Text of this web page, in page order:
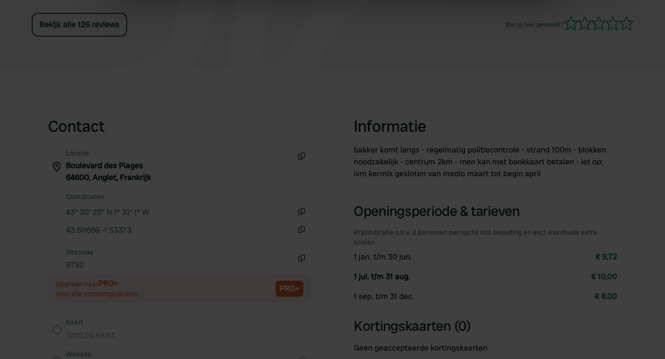
other information that you’ve provided to them or that they’ve collected from your use of their services.het eerst met onze camper op stap. We
genieten ervan ja ook hier.
Bekijk alle 126 reviews Ben jij hier geweest?
Contact
Locatie
Boulevard des Plages
64600, Anglet, Frankrijk
Coördinaten
43° 30' 25" N 1° 32' 1" W
43.50696 -1.53373
Sitecode
9792
Upgrade naarPRO+
voor alle contactgegevens PRO+
Kaart
Website
Informatie
bakker komt langs - regelmatig politiecontrole - strand 100m - blokken
noodzakelijk - centrum 2km - men kan met bankkaart betalen - let op:
ivm kermis gesloten van medio maart tot begin april
Openingsperiode & tarieven
Prijsindicatie o.b.v. 2 personen per nacht incl. belasting en excl. eventuele extra
kosten
1 jan. t/m 30 jun.
€ 9,72
1 jul. t/m 31 aug.
€ 10,00
1 sep. t/m 31 dec.
€ 8,00
Kortingskaarten (0)
Geen geaccepteerde kortingskaarten